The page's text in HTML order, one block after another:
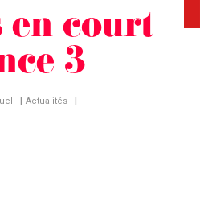
court
3
| Actualités |